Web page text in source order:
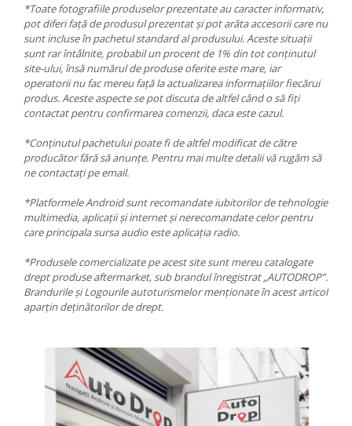
*Toate fotografiile produselor prezentate au caracter informativ,
pot diferi față de produsul prezentat și pot arăta accesorii care nu
sunt incluse în pachetul standard al produsului. Aceste situații
sunt rar întâlnite, probabil un procent de 1% din tot conținutul
site-ului, însă numărul de produse oferite este mare, iar
operatorii nu fac mereu față la actualizarea informațiilor fiecărui
produs. Aceste aspecte se pot discuta de altfel când o să fiți
contactat pentru confirmarea comenzii, daca este cazul.
*Conținutul pachetului poate fi de altfel modificat de către
producător fără să anunțe. Pentru mai multe detalii vă rugăm să
ne contactați pe email.
*Platformele Android sunt recomandate iubitorilor de tehnologie
multimedia, aplicații și internet și nerecomandate celor pentru
care principala sursa audio este aplicația radio.
*Produsele comercializate pe acest site sunt mereu catalogate
drept produse aftermarket, sub brandul înregistrat „AUTODROP”.
Brandurile și Logourile autoturismelor menționate în acest articol
aparțin deținătorilor de drept.